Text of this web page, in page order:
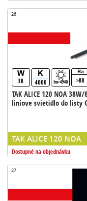
26
38 4000 lm>4940 >80
TAK ALICE 120 NOA
liniove svietidlo do listy
TAK ALICE 120 NOA
Dostupné na objednávku
27